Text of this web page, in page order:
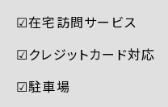
☑︎在宅訪問サービス
☑︎クレジットカード対応
☑︎駐車場